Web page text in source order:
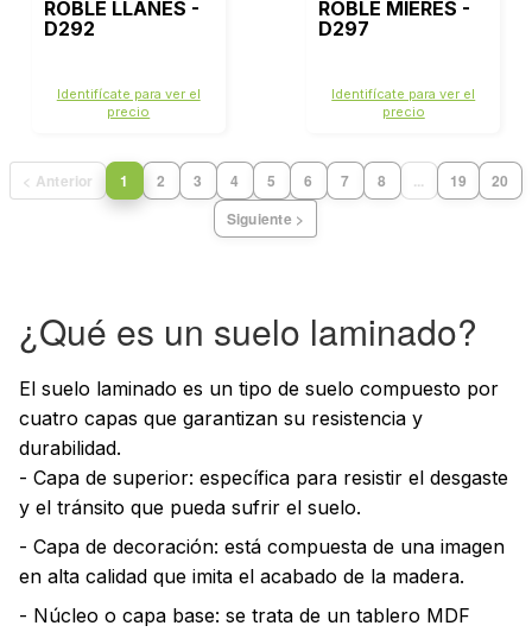
ROBLE LLANES -
D292
Identifícate para ver el
precio
ROBLE MIERES -
D297
Identifícate para ver el
precio
< Anterior 1 2 3 4 5 6 7 8 ... 19
20
Siguiente >
¿Qué es un suelo laminado?
El suelo laminado es un tipo de suelo compuesto por
cuatro capas que garantizan su resistencia y
durabilidad.
- Capa de superior: específica para resistir el desgaste
y el tránsito que pueda sufrir el suelo.
- Capa de decoración: está compuesta de una imagen
en alta calidad que imita el acabado de la madera.
- Núcleo o capa base: se trata de un tablero MDF